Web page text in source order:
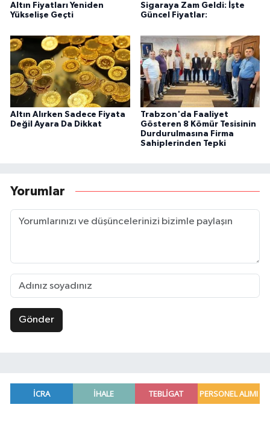
Altın Fiyatları Yeniden
Yükselişe Geçti
Sigaraya Zam Geldi: İşte
Güncel Fiyatlar:
Altın Alırken Sadece Fiyata
Değil Ayara Da Dikkat
Trabzon'da Faaliyet
Gösteren 8 Kömür Tesisinin
Durdurulmasına Firma
Sahiplerinden Tepki
Yorumlar
Gönder